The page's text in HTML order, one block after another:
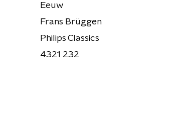
Eeuw
Frans Brüggen
Philips Classics
4321 232